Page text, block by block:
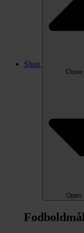
Shop
Close
Open
Fodboldmål